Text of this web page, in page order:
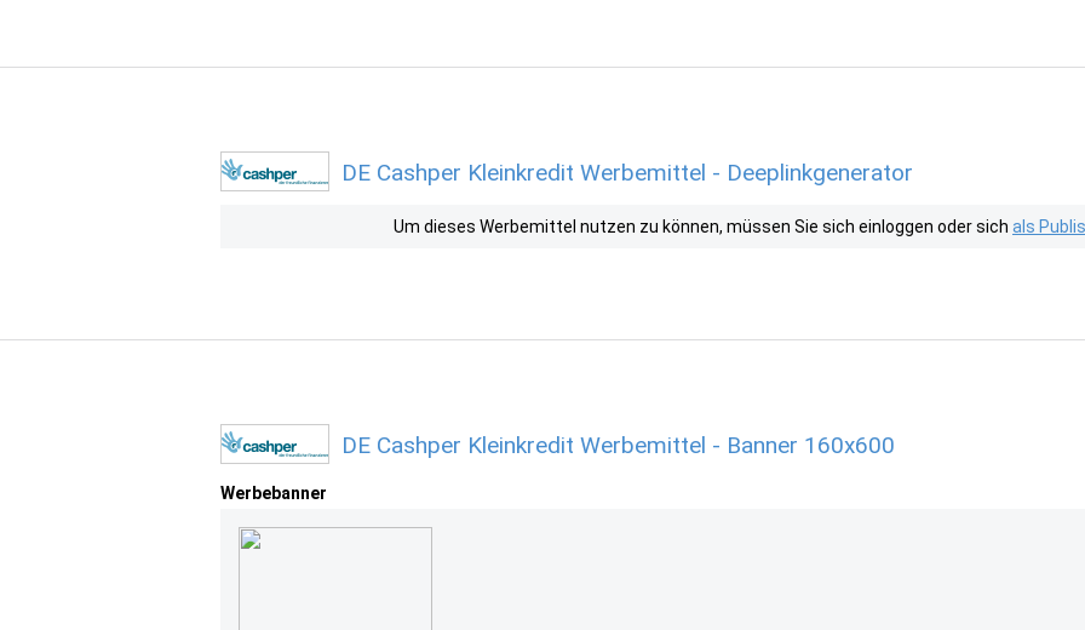
DE Cashper Kleinkredit Werbemittel - Deeplinkgenerator
Um dieses Werbemittel nutzen zu können, müssen Sie sich einloggen oder sich als
DE Cashper Kleinkredit Werbemittel - Banner 160x600
Werbebanner